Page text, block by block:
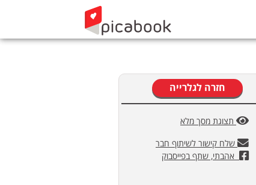
חזרה לגלרייה
תצוגת מסך מלא
שלח קישור לשיתוף חבר
אהבתי, שתף בפייסבוק